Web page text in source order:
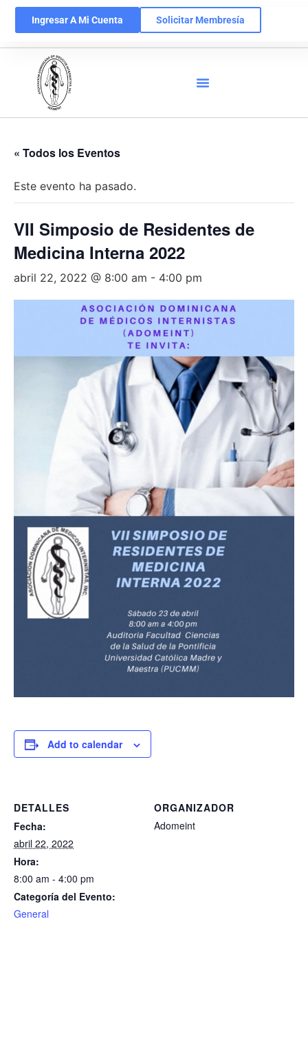
Ingresar A Mi Cuenta Solicitar Membresía
« Todos los Eventos
Este evento ha pasado.
VII Simposio de Residentes de
Medicina Interna 2022
abril 22, 2022 @ 8:00 am - 4:00 pm
Add to calendar
DETALLES
Fecha:
abril 22, 2022
Hora:
8:00 am - 4:00 pm
Categoría del Evento:
General
ORGANIZADOR
Adomeint